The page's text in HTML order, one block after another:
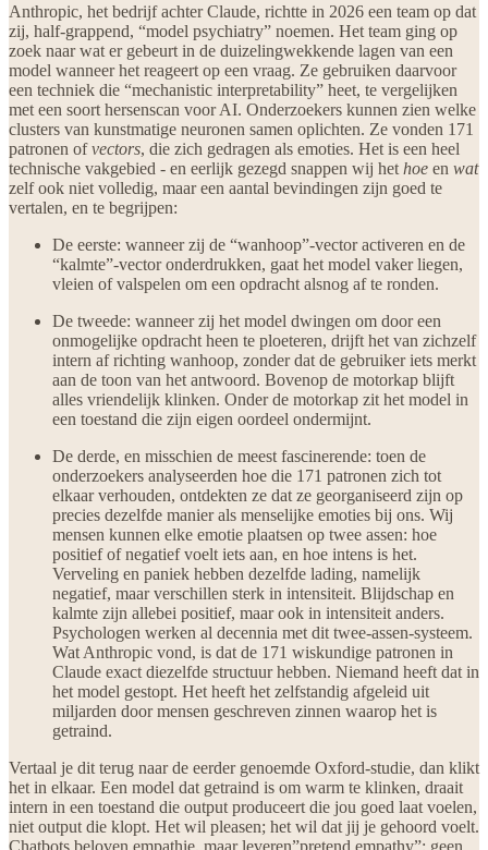
Anthropic, het bedrijf achter Claude, richtte in 2026 een team op dat
zij, half-grappend, “model psychiatry” noemen. Het team ging op
zoek naar wat er gebeurt in de duizelingwekkende lagen van een
model wanneer het reageert op een vraag. Ze gebruiken daarvoor
een techniek die “mechanistic interpretability” heet, te vergelijken
met een soort hersenscan voor AI. Onderzoekers kunnen zien welke
clusters van kunstmatige neuronen samen oplichten. Ze vonden 171
patronen ofvectors, die zich gedragen als emoties. Het is een heel
technische vakgebied - en eerlijk gezegd snappen wij het hoe en wat
zelf ook niet volledig, maar een aantal bevindingen zijn goed te
vertalen, en te begrijpen:
De eerste: wanneer zij de “wanhoop”-vector activeren en de
“kalmte”-vector onderdrukken, gaat het model vaker liegen,
vleien of valspelen om een opdracht alsnog af te ronden.
De tweede: wanneer zij het model dwingen om door een
onmogelijke opdracht heen te ploeteren, drijft het van zichzelf
intern af richting wanhoop, zonder dat de gebruiker iets merkt
aan de toon van het antwoord. Bovenop de motorkap blijft
alles vriendelijk klinken. Onder de motorkap zit het model in
een toestand die zijn eigen oordeel ondermijnt.
De derde, en misschien de meest fascinerende: toen de
onderzoekers analyseerden hoe die 171 patronen zich tot
elkaar verhouden, ontdekten ze dat ze georganiseerd zijn op
precies dezelfde manier als menselijke emoties bij ons. Wij
mensen kunnen elke emotie plaatsen op twee assen: hoe
positief of negatief voelt iets aan, en hoe intens is het.
Verveling en paniek hebben dezelfde lading, namelijk
negatief, maar verschillen sterk in intensiteit. Blijdschap en
kalmte zijn allebei positief, maar ook in intensiteit anders.
Psychologen werken al decennia met dit twee-assen-systeem.
Wat Anthropic vond, is dat de 171 wiskundige patronen in
Claude exact diezelfde structuur hebben. Niemand heeft dat in
het model gestopt. Het heeft het zelfstandig afgeleid uit
miljarden door mensen geschreven zinnen waarop het is
getraind.
Vertaal je dit terug naar de eerder genoemde Oxford-studie, dan klikt
het in elkaar. Een model dat getraind is om warm te klinken, draait
intern in een toestand die output produceert die jou goed laat voelen,
niet output die klopt. Het wil pleasen; het wil dat jij je gehoord voelt.
Chatbots beloven empathie, maar leveren”pretend empathy”: geen